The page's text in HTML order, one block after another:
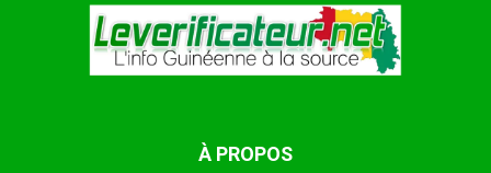
À PROPOS